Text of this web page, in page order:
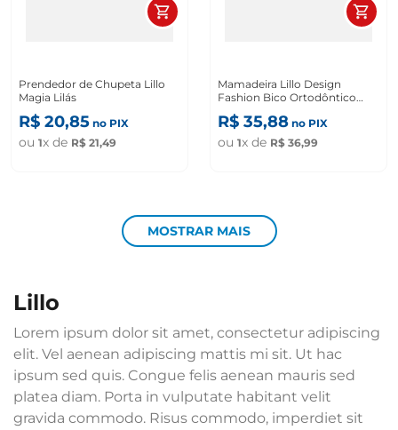
Prendedor de Chupeta Lillo
Magia Lilás
R$ 20,85 no PIX
ou 1x de R$ 21,49
Mamadeira Lillo Design
Fashion Bico Ortodôntico
Rosa 180ml
R$ 35,88 no PIX
ou 1x de R$ 36,99
MOSTRAR MAIS
lillo
Lorem ipsum dolor sit amet, consectetur adipiscing
elit. Vel aenean adipiscing mattis mi sit. Ut hac
ipsum sed quis. Congue felis aenean mauris sed
platea diam. Porta in vulputate habitant velit
gravida commodo. Risus commodo, imperdiet sit